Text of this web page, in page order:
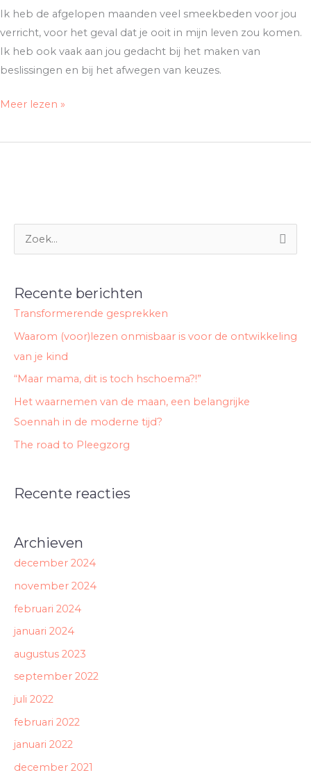
Ik heb de afgelopen maanden veel smeekbeden voor jou
verricht, voor het geval dat je ooit in mijn leven zou komen.
Ik heb ook vaak aan jou gedacht bij het maken van
beslissingen en bij het afwegen van keuzes.
Meer lezen »
k
a
a
Recente berichten
Transformerende gesprekken
Waarom (voor)lezen onmisbaar is voor de ontwikkeling
van je kind
“Maar mama, dit is toch hschoema?!”
Het waarnemen van de maan, een belangrijke
Soennah in de moderne tijd?
The road to Pleegzorg
Recente reacties
Archieven
december 2024
november 2024
februari 2024
januari 2024
augustus 2023
september 2022
juli 2022
februari 2022
januari 2022
december 2021